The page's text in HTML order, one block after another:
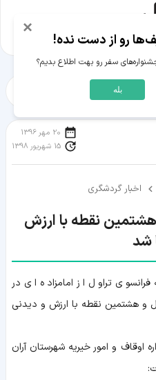
شهرگردی
20 مهر 1396
15 شهریور 1398
اخبار گردشگری
نقطه با ارزش
شد
تراول از امامزاده ای در
و هشتمین نقطه با ارزش و دیدنی
اوقاف و امور خیریه شهرستان آران
×
رو از دست نده!
سفر رو بهت اطلاع بدیم؟
بله